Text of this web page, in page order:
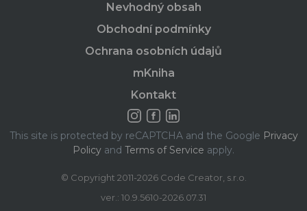
Nevhodný obsah
Obchodní podmínky
Ochrana osobních údajů
mKniha
Kontakt
This site is protected by reCAPTCHA and the Google Privacy
Policy and Terms of Service apply.
© Copyright 2011-2026 Code Creator, s.r.o.
ver.: 10.9.5610-2026.07.31